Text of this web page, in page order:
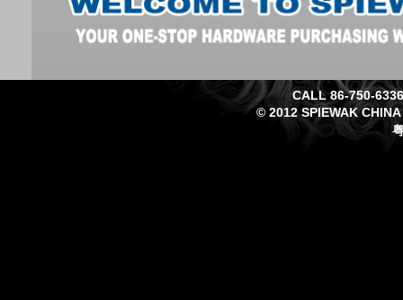
CALL 86-750-
© 2012 SPIEWAK CHINA